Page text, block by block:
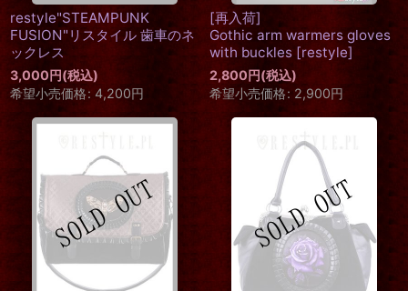
restyle"STEAMPUNK
FUSION"リスタイル 歯車のネ
ックレス
3,000円(税込)
希望小売価格: 4,200円
[再入荷]
Gothic arm warmers gloves
with buckles [restyle]
2,800円(税込)
希望小売価格: 2,900円